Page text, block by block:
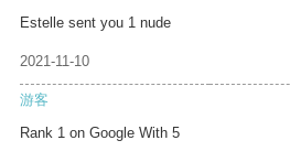
Estelle sent you 1 nude
2021-11-10
游客
Rank 1 on Google With 5